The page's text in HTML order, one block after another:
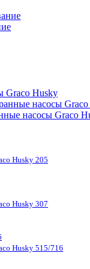
Graco Husky
насосы Graco
Husky 205
Husky 307
Husky 515/716